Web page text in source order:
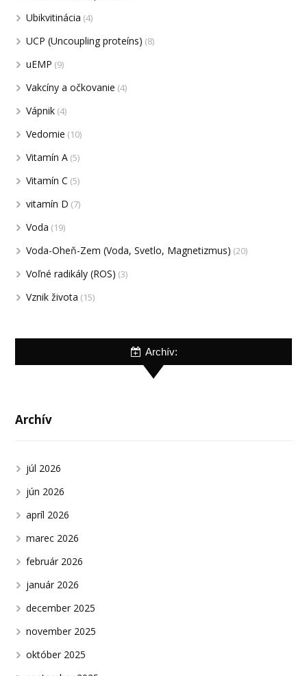
Ubikvitinácia (4)
UCP (Uncoupling proteíns) (8)
uEMP (9)
Vakcíny a očkovanie (4)
Vápnik (4)
Vedomie (10)
Vitamín A (5)
Vitamín C (5)
vitamín D (7)
Voda (19)
Voda-Oheň-Zem (Voda, Svetlo, Magnetizmus) (20)
Voľné radikály (ROS) (3)
Vznik života (15)
Archív:
Archív
júl 2026
jún 2026
apríl 2026
marec 2026
február 2026
január 2026
december 2025
november 2025
október 2025